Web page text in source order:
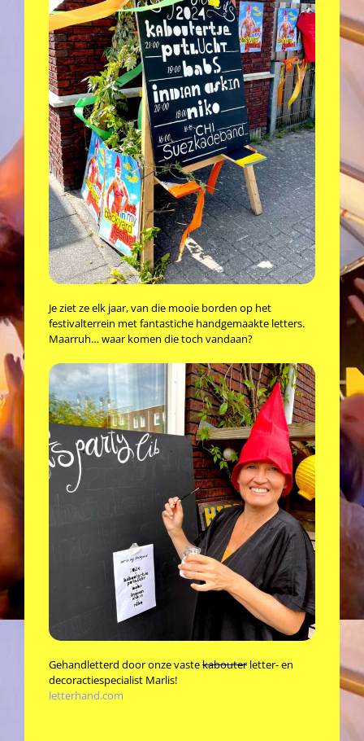
Je ziet ze elk jaar, van die mooie borden op het
festivalterrein met fantastiche handgemaakte letters.
Maarruh… waar komen die toch vandaan?
Gehandletterd door onze vastekabouter letter- en
decoractiespecialist Marlis!
letterhand.com